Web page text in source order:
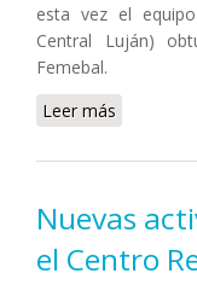
esta vez el
Central Luján)
Femebal.
Leer más
Nuevas
el Centro